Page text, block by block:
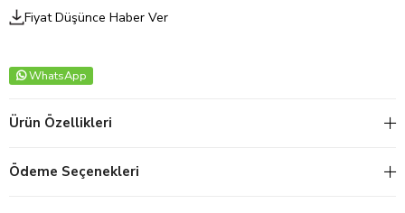
Fiyat Düşünce Haber Ver
WhatsApp
Ürün Özellikleri
Ödeme Seçenekleri